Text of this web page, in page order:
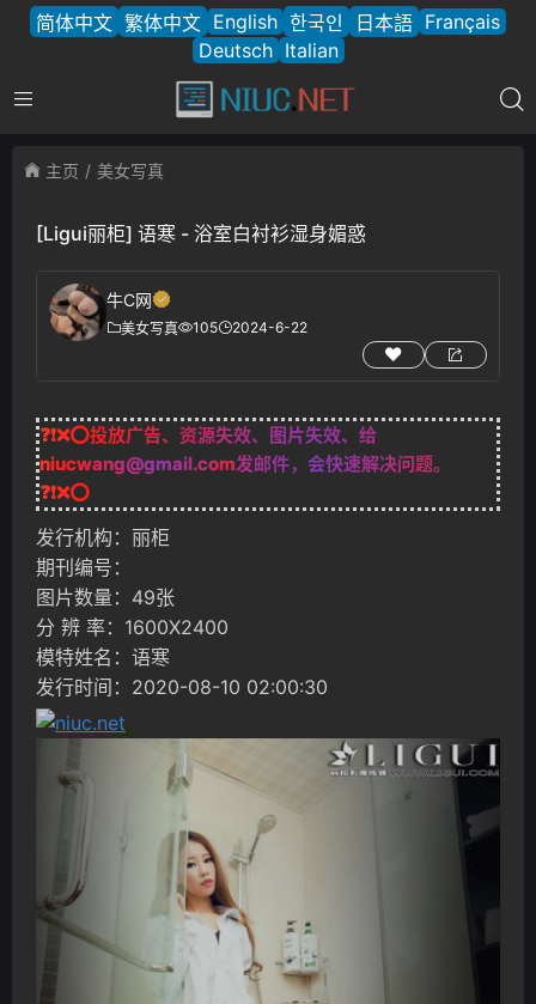
简体中文 繁体中文 English 한국인 日本語 Français
Deutsch Italian
主页 美女写真
[Ligui丽柜] 语寒 - 浴室白衬衫湿身媚惑
牛C网
美女写真 105 2024-6-22
❓❗❌⭕投放广告、资源失效、图片失效、给
niucwang@gmail.com发邮件，会快速解决问题。
❓❗❌⭕
发行机构：丽柜
期刊编号：
图片数量：49张
分 辨 率：1600X2400
模特姓名：语寒
发行时间：2020-08-10 02:00:30